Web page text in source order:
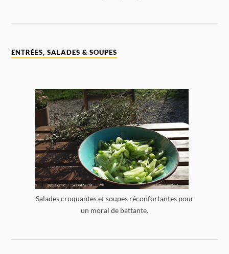
ENTRÉES, SALADES & SOUPES
Salades croquantes et soupes réconfortantes pour
un moral de battante.